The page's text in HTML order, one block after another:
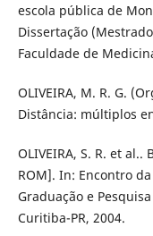
escola pública de
Dissertação
Faculdade de
OLIVEIRA, M. R. G.
Distância: múltiplos
OLIVEIRA, S. R. et
ROM]. In: Encontro
Graduação e
Curitiba-PR, 2004.